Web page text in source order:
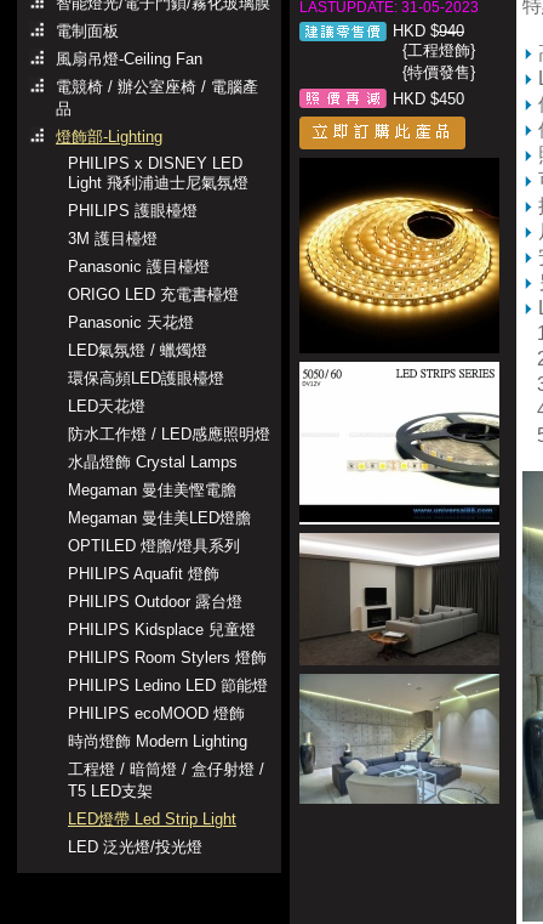
電制面板
風扇吊燈-Ceiling Fan
電競椅 / 辦公室座椅 / 電腦產
品
燈飾部-Lighting
PHILIPS x DISNEY LED
Light 飛利浦迪士尼氣氛燈
PHILIPS 護眼檯燈
3M 護目檯燈
Panasonic 護目檯燈
ORIGO LED 充電書檯燈
Panasonic 天花燈
LED氣氛燈 / 蠟燭燈
環保高頻LED護眼檯燈
LED天花燈
防水工作燈 / LED感應照明燈
水晶燈飾 Crystal Lamps
Megaman 曼佳美慳電膽
Megaman 曼佳美LED燈膽
OPTILED 燈膽/燈具系列
PHILIPS Aquafit 燈飾
PHILIPS Outdoor 露台燈
PHILIPS Kidsplace 兒童燈
PHILIPS Room Stylers 燈飾
PHILIPS Ledino LED 節能燈
PHILIPS ecoMOOD 燈飾
時尚燈飾 Modern Lighting
工程燈 / 暗筒燈 / 盒仔射燈 /
T5 LED支架
LED燈帶 Led Strip Light
LED 泛光燈/投光燈
LASTUPDATE: 31-05-2023
HKD $940
{工程燈飾}
{特價發售}
HKD $450